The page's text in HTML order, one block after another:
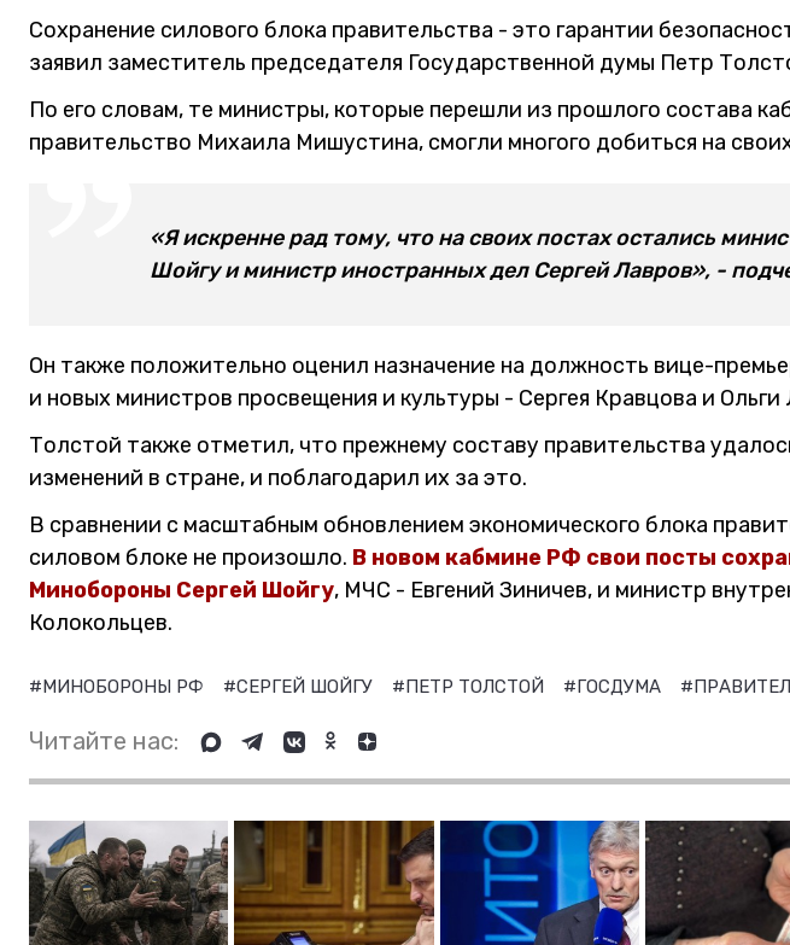
Сохранение силового блока правительства - это гарантии
заявил заместитель председателя Государственной думы Петр
По его словам, те министры, которые перешли из прошлого состава
правительство Михаила Мишустина, смогли многого добиться на
«Я искренне рад тому, что на своих постах остались
Шойгу и министр иностранных дел Сергей Лавров», -
Он также положительно оценил назначение на должность вице-
и новых министров просвещения и культуры - Сергея Кравцова и
Толстой также отметил, что прежнему составу правительства
изменений в стране, и поблагодарил их за это.
В сравнении с масштабным обновлением экономического блока
силовом блоке не произошло. В новом кабмине РФ свои посты
Минобороны Сергей Шойгу, МЧС - Евгений Зиничев, и министр
Колокольцев.
#МИНОБОРОНЫ РФ #СЕРГЕЙ ШОЙГУ #ПЕТР ТОЛСТОЙ #ГОСДУМА
Читайте нас: